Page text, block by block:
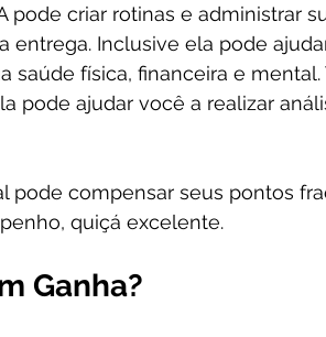
pode criar rotinas e administrar
entrega. Inclusive ela pode
saúde física, financeira e mental.
pode ajudar você a realizar
pode compensar seus pontos
quiçá excelente.
Ganha?